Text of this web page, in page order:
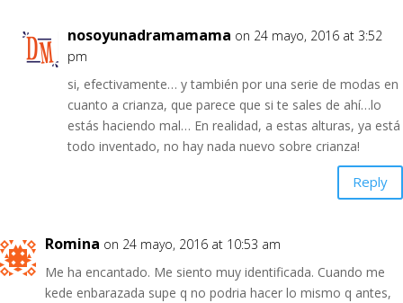
nosoyunadramamama on 24 mayo, 2016 at 3:52
pm
si, efectivamente… y también por una serie de modas en
cuanto a crianza, que parece que si te sales de ahí…lo
estás haciendo mal… En realidad, a estas alturas, ya está
todo inventado, no hay nada nuevo sobre crianza!
Reply
Romina on 24 mayo, 2016 at 10:53 am
Me ha encantado. Me siento muy identificada. Cuando me
kede enbarazada supe q no podria hacer lo mismo q antes,